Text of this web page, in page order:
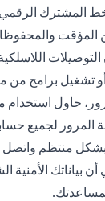
المشترك
المؤقت
أو تشغيل برامج
حاول استخدام
المرور لجميع
منتظم واتصل